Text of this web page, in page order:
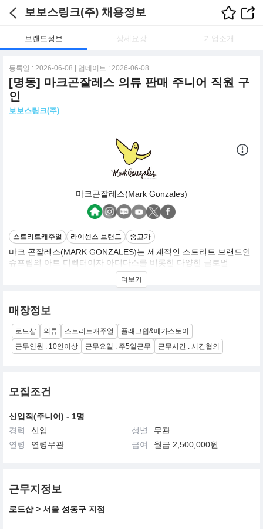
보보스링크(주) 채용정보
브랜드정보 상세요강 기업소개
등록일 : 2026-06-08 | 업데이트 : 2026-06-08
[명동] 마크곤잘레스 의류 판매 주니어 직원 구
인
보보스링크(주)
마크곤잘레스(Mark Gonzales)
스트리트캐주얼 라이센스 브랜드 중고가
마크 곤잘레스(MARK GONZALES)는 세계적인 스트리트 브랜드인
슈프림의 아트 디렉터이자 아디다스를 비롯한 다양한 글로벌
브랜드와 끊임없이 창작 활동을 진행하고 있는 미국의 전설적인 프
로 스케이트 보더이자 아티스트의 ‘스트리트 브랜드'입니다.
시 서브컬처를 기반으로 한 스트리트 브랜드로 전 세계의 유명
편집숍에서 쉽게 만날 수 있으며, 다양한 브랜드와 꾸준한 컬래버레
이션을 진행하며 미국과 일본, 유럽 등에서 높은 인기를 얻고 있습니
다.
더보기
매장정보
로드샵 의류 스트리트캐주얼
플래그쉽&메가스토어
근무인원 : 10인이상
근무요일 : 주5일근무 근무시간 : 시간협의
모집조건
신입직(주니어) - 1명
경력
신입 성별
무관
연령
연령무관 급여 월급 2,500,000원
근무지정보
로드샵> 서울 성동구 지점